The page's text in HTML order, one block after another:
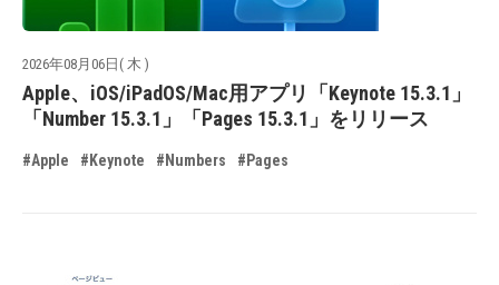
2026年08月06日( 木 )
Apple、iOS/iPadOS/Mac用アプリ「Keynote 15.3.1」
「Number 15.3.1」「Pages 15.3.1」をリリース
#Apple #Keynote #Numbers #Pages